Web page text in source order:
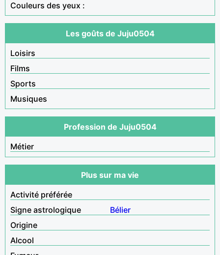
Couleurs des yeux :
Les goûts de Juju0504
Loisirs
Films
Sports
Musiques
Profession de Juju0504
Métier
Plus sur ma vie
Activité préférée
Signe astrologique
Bélier
Origine
Alcool